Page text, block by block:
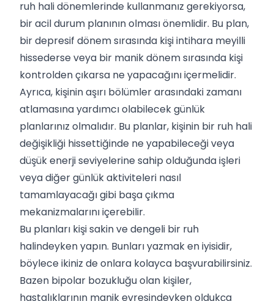
ruh hali dönemlerinde kullanmanız gerekiyorsa,
bir acil durum planının olması önemlidir. Bu plan,
bir depresif dönem sırasında kişi intihara meyilli
hissederse veya bir manik dönem sırasında kişi
kontrolden çıkarsa ne yapacağını içermelidir.
Ayrıca, kişinin aşırı bölümler arasındaki zamanı
atlamasına yardımcı olabilecek günlük
planlarınız olmalıdır. Bu planlar, kişinin bir ruh hali
değişikliği hissettiğinde ne yapabileceği veya
düşük enerji seviyelerine sahip olduğunda işleri
veya diğer günlük aktiviteleri nasıl
tamamlayacağı gibi başa çıkma
mekanizmalarını içerebilir.
Bu planları kişi sakin ve dengeli bir ruh
halindeyken yapın. Bunları yazmak en iyisidir,
böylece ikiniz de onlara kolayca başvurabilirsiniz.
Bazen bipolar bozukluğu olan kişiler,
hastalıklarının manik evresindeyken oldukça